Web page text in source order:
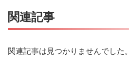
関連記事
関連記事は見つかりませんでした。